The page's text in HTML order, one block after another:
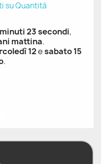
su Quantità
minuti 23 secondi,
mattina.
12esabato 15
.